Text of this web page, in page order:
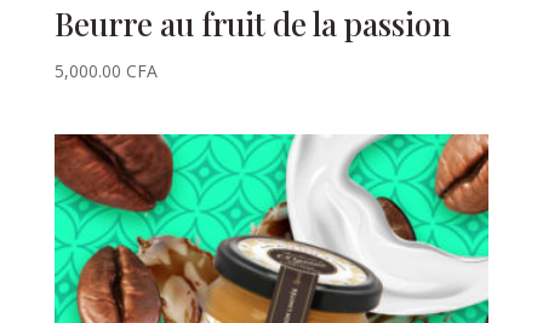
Beurre au fruit de la passion
5,000.00 CFA